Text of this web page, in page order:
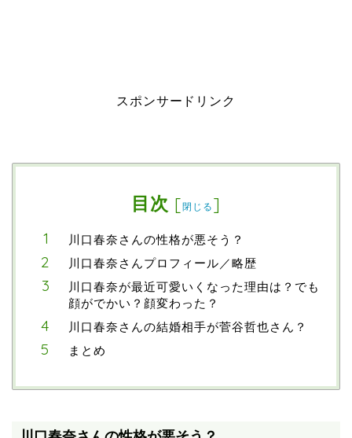
スポンサードリンク
目次 [閉じる ]
川口春奈さんの性格が悪そう？
川口春奈さんプロフィール／略歴
川口春奈が最近可愛いくなった理由は？でも
顔がでかい？顔変わった？
川口春奈さんの結婚相手が菅谷哲也さん？
まとめ